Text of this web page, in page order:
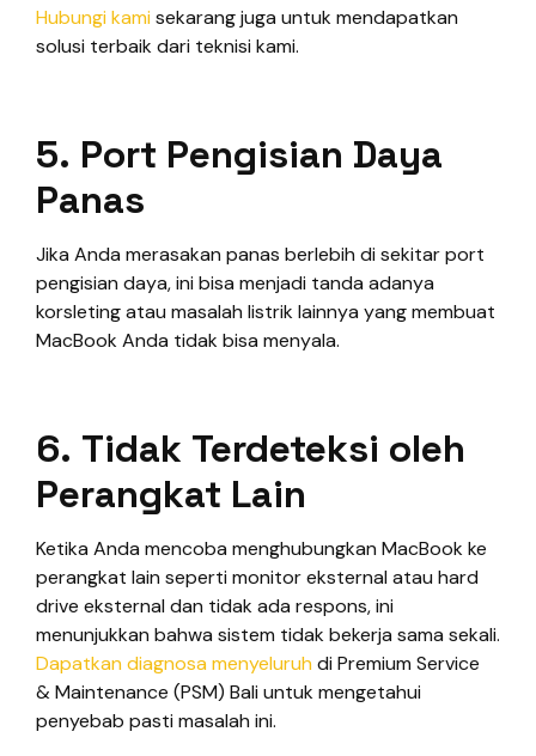
Hubungi kami sekarang juga untuk mendapatkan
solusi terbaik dari teknisi kami.
5. Port Pengisian Daya
Panas
Jika Anda merasakan panas berlebih di sekitar port
pengisian daya, ini bisa menjadi tanda adanya
korsleting atau masalah listrik lainnya yang membuat
MacBook Anda tidak bisa menyala.
6. Tidak Terdeteksi oleh
Perangkat Lain
Ketika Anda mencoba menghubungkan MacBook ke
perangkat lain seperti monitor eksternal atau hard
drive eksternal dan tidak ada respons, ini
menunjukkan bahwa sistem tidak bekerja sama sekali.
Dapatkan diagnosa menyeluruh di Premium Service
& Maintenance (PSM) Bali untuk mengetahui
penyebab pasti masalah ini.